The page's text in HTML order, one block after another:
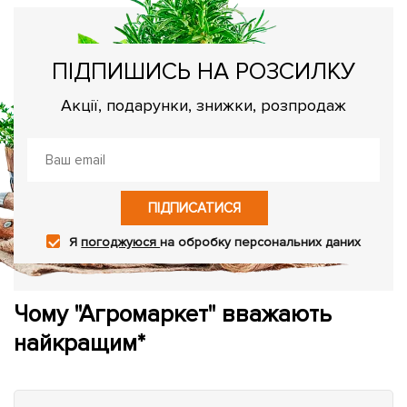
ПІДПИШИСЬ НА РОЗСИЛКУ
Акції, подарунки, знижки, розпродаж
ПІДПИСАТИСЯ
Япогоджуюсяна обробку персональних даних
Чому "Агромаркет" вважають
найкращим*